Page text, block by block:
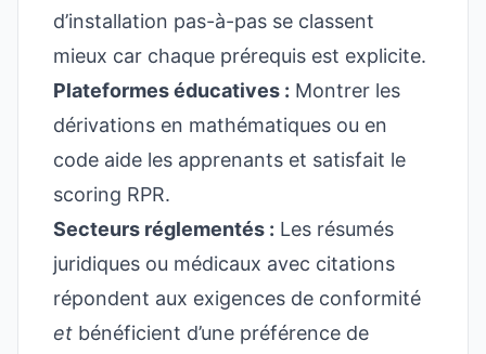
d’installation pas-à-pas se classent
mieux car chaque prérequis est explicite.
Plateformes éducatives : Montrer les
dérivations en mathématiques ou en
code aide les apprenants et satisfait le
scoring RPR.
Secteurs réglementés : Les résumés
juridiques ou médicaux avec citations
répondent aux exigences de conformité
et bénéficient d’une préférence de